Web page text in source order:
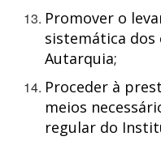
Promover o
sistemática dos
Autarquia;
Proceder à
meios
regular do